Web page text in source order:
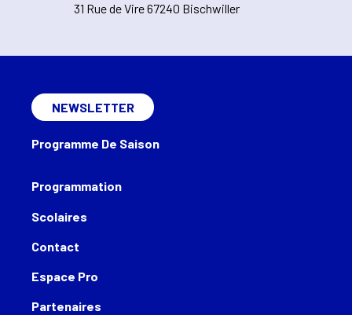
31 Rue de Vire 67240 Bischwiller
Programmation
Scolaires
Contact
Espace Pro
Partenaires
NEWSLETTER
Programme De Saison